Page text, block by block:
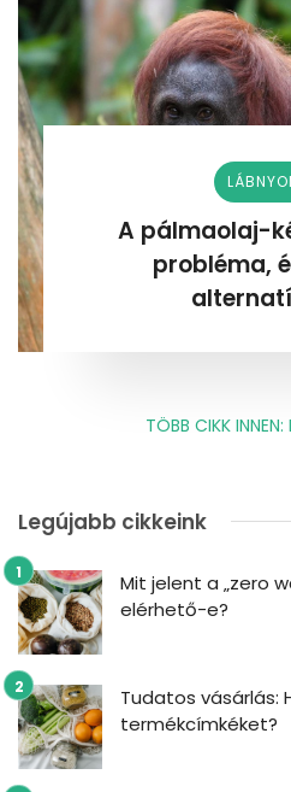
A pálmaolaj-
probléma,
TÖBB CIKK
Legújabb cikkeink
Mit jelent a „zero
elérhető-e?
Tudatos vásárlás:
termékcímkéket?